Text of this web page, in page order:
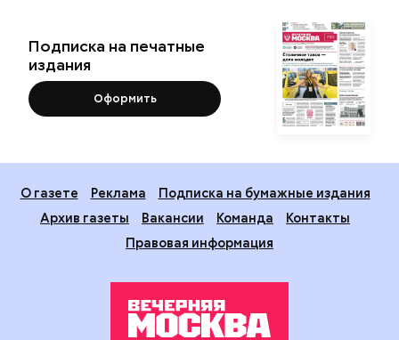
Подписка на печатные
издания
Оформить
О газете Реклама
Подписка на бумажные издания
Архив газеты
Вакансии Команда
Контакты
Правовая информация